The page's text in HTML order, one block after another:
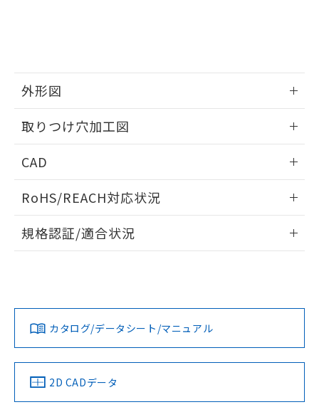
外形図
取りつけ穴加工図
CAD
ドすることができます。
ログイン/会員登録
ダウンロードデータをご利用いただく前に、以下を必ずお読
みください。
ソフトウェアの使用条件
RoHS/REACH対応状況
EU RoHS 注意事項・凡例
対応済み
中国 RoHS 注意事項・凡例
規格認証/適合状況
カタログ/データシート/マニュアル
2D CADデータ
および当社の共同利用者が、当社の製
※当社の共同利用者とは、
の共同利用に関して"
の「1.共同利
とができます。
EU RoHS指令（10物質）の非含有証明書
ものではありません。
また、RoHS指令のフタル酸エステル類４
物質の対応では、対応完了までの期間は出
荷製品に未対応品が混在することから備考
欄に対応日を記載しておりました。